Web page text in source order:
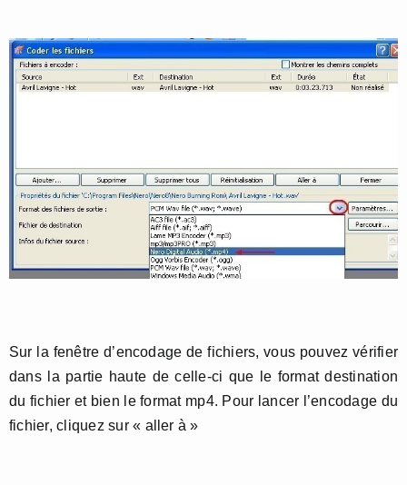
Sur la fenêtre d’encodage de fichiers, vous pouvez vérifier
dans la partie haute de celle-ci que le format destination
du fichier et bien le format mp4. Pour lancer l’encodage du
fichier, cliquez sur « aller à »